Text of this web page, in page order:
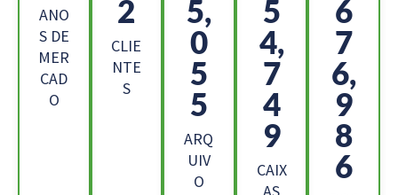
ANO
S DE
MER
CAD
O
4
CLIE
NTE
S
0,
8
1
5
ARQ
UIV
O
7
8,
5
5
1
CAIX
AS
0
3
3,
7
3
9